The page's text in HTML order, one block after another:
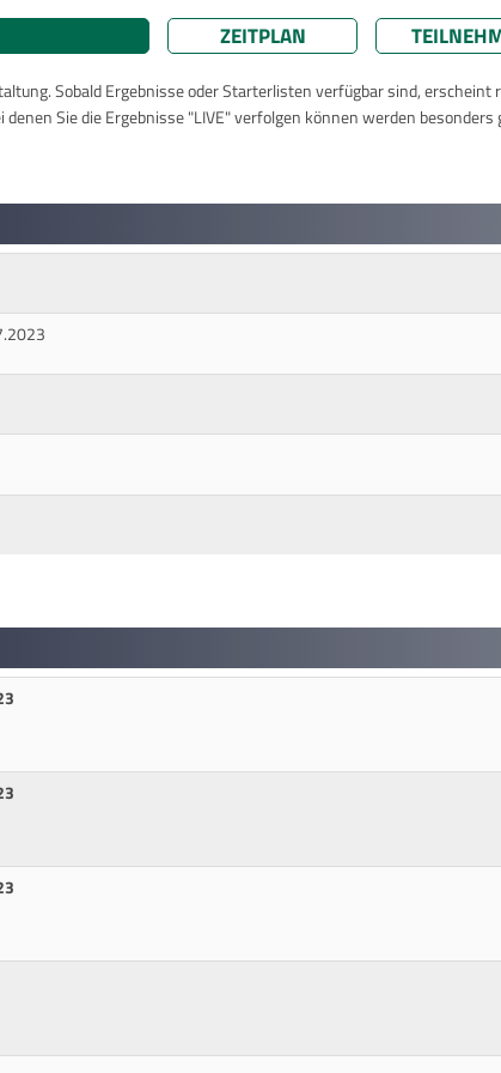
ZEITPLAN
Sobald Ergebnisse oder Starterlisten verfügbar sind,
Sie die Ergebnisse "LIVE" verfolgen können werden besonders